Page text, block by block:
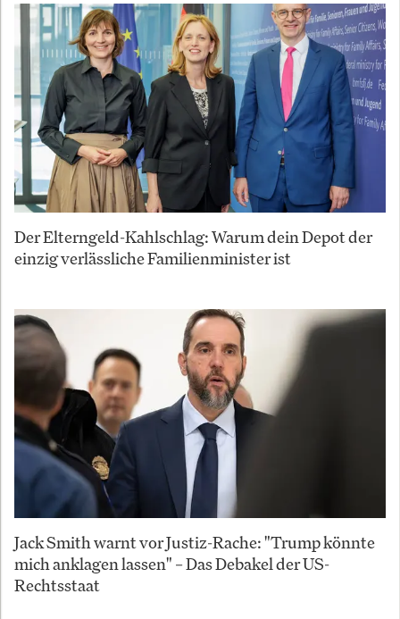
Der Elterngeld-Kahlschlag: Warum dein Depot der
einzig verlässliche Familienminister ist
Jack Smith warnt vor Justiz-Rache: "Trump könnte
mich anklagen lassen" – Das Debakel der US-
Rechtsstaat